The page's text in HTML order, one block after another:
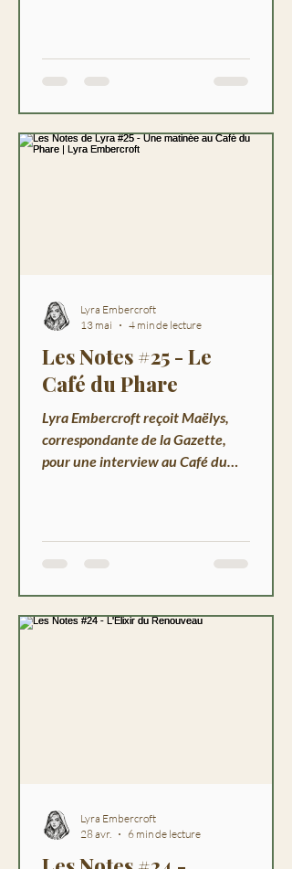
Les Notes #25 - Le
Café du Phare
Lyra Embercroft reçoit Maëlys,
correspondante de la Gazette,
pour une interview au Café du
Lyra Embercroft
13 mai
4 min de lecture
Lyra Embercroft
28 avr.
6 min de lecture